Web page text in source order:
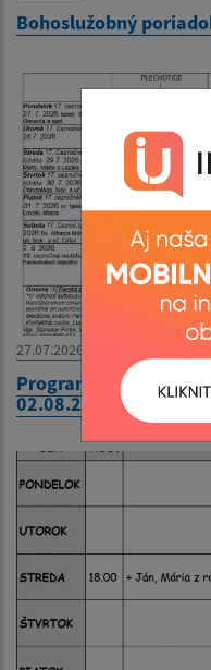
Bohoslužobný
27.07.2026
Program bohoslužieb
02.08.2026